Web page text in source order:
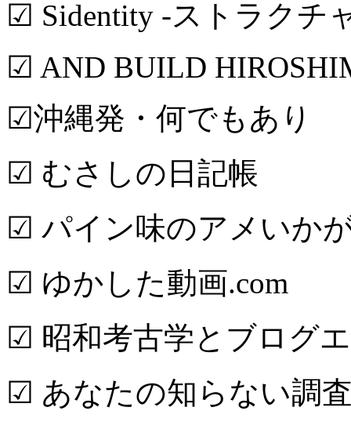
☑ Sidentity -ストラクチ
☑ AND BUILD
☑沖縄発・何でもあり
☑ むさしの日記帳
☑ パイン味のアメいか
☑ ゆかした動画.com
☑ 昭和考古学とブログ
☑ あなたの知らない調